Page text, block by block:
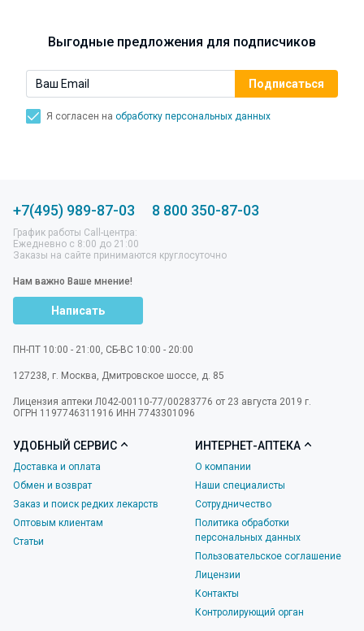
Выгодные предложения для подписчиков
Я согласен на обработку персональных данных
+7(495) 989-87-03 8 800 350-87-03
График работы Call-центра:
Ежедневно с 8:00 до 21:00
Заказы на сайте принимаются круглосуточно
Нам важно Ваше мнение!
Написать
ПН-ПТ 10:00 - 21:00, СБ-ВС 10:00 - 20:00
127238, г. Москва, Дмитровское шоссе, д. 85
Лицензия аптеки Л042-00110-77/00283776 от 23 августа 2019 г.
ОГРН 1197746311916 ИНН 7743301096
УДОБНЫЙ СЕРВИС
Доставка и оплата
Обмен и возврат
Заказ и поиск редких лекарств
Оптовым клиентам
Статьи
ИНТЕРНЕТ-АПТЕКА
О компании
Наши специалисты
Сотрудничество
Политика обработки
персональных данных
Пользовательское соглашение
Лицензии
Контакты
Контролирующий орган